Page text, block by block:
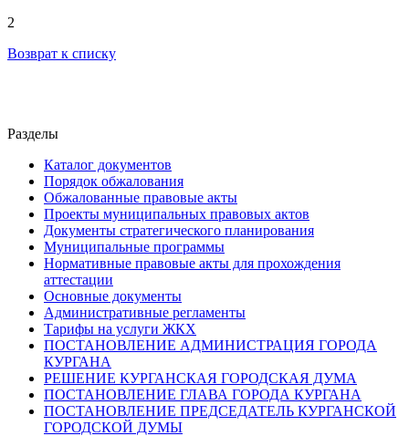
2
Возврат к списку
Разделы
Каталог документов
Порядок обжалования
Обжалованные правовые акты
Проекты муниципальных правовых актов
Документы стратегического планирования
Муниципальные программы
Нормативные правовые акты для прохождения
аттестации
Основные документы
Административные регламенты
Тарифы на услуги ЖКХ
ПОСТАНОВЛЕНИЕ АДМИНИСТРАЦИЯ ГОРОДА
КУРГАНА
РЕШЕНИЕ КУРГАНСКАЯ ГОРОДСКАЯ ДУМА
ПОСТАНОВЛЕНИЕ ГЛАВА ГОРОДА КУРГАНА
ПОСТАНОВЛЕНИЕ ПРЕДСЕДАТЕЛЬ КУРГАНСКОЙ
ГОРОДСКОЙ ДУМЫ